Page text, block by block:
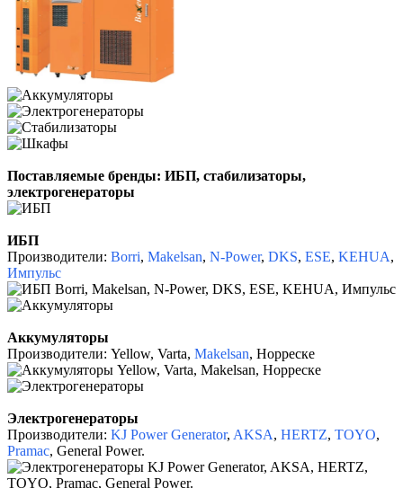
Поставляемые бренды: ИБП, стабилизаторы,
электрогенераторы
ИБП
Производители: Borri, Makelsan, N-Power, DKS, ESE, KEHUA,
Импульс
Аккумуляторы
Производители: Yellow, Varta, Makelsan, Норреске
Электрогенераторы
Производители: KJ Power Generator, AKSA, HERTZ, TOYO,
Pramac, General Power.